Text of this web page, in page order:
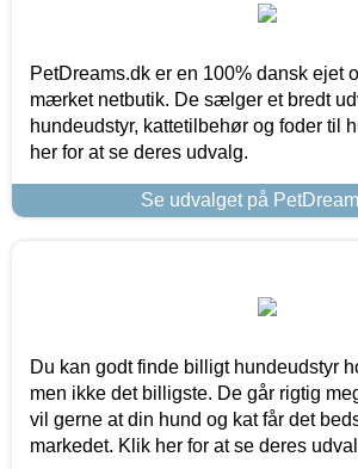
PetDreams.dk er en 100% dansk ejet
mærket netbutik. De sælger et bredt
hundeudstyr, kattetilbehør og foder til
her for at se deres udvalg.
Se udvalget på
Du kan godt finde billigt hundeudstyr
men ikke det billigste. De går rigtig
vil gerne at din hund og kat får det
markedet. Klik her for at se deres